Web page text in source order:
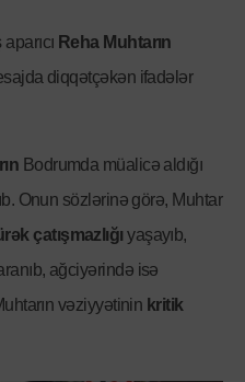
Reha Muhtarın
diqqətçəkən ifadələr
Bodrumda müalicə aldığı
Onun sözlərinə görə, Muhtar
çatışmazlığı yaşayıb,
ağciyərində isə
vəziyyətinin kritik